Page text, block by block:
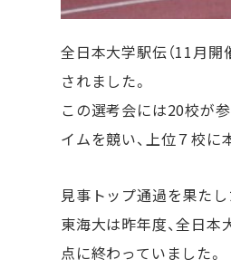
全日本大学駅伝（11月開
されました。
この選考会には20校が
イムを競い、上位７校に
見事トップ通過を果た
東海大は昨年度、全日本
点に終わっていました。